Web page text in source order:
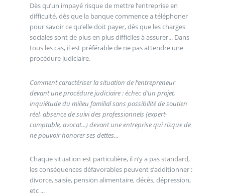
Dès qu’un impayé risque de mettre l’entreprise en
difficulté, dès que la banque commence a téléphoner
pour savoir ce qu’elle doit payer, dès que les charges
sociales sont de plus en plus difficiles à assurer... Dans
tous les cas, il est préférable de ne pas attendre une
procédure judiciaire.
Comment caractériser la situation de l’entrepreneur
devant une procédure judiciaire : échec d’un projet,
inquiétude du milieu familial sans possibilité de soutien
réel, absence de suivi des professionnels (expert-
comptable, avocat...) devant une entreprise qui risque de
ne pouvoir honorer ses dettes...
Chaque situation est particulière, il n’y a pas standard,
les conséquences défavorables peuvent s’additionner :
divorce, saisie, pension alimentaire, décès, dépression,
etc ...